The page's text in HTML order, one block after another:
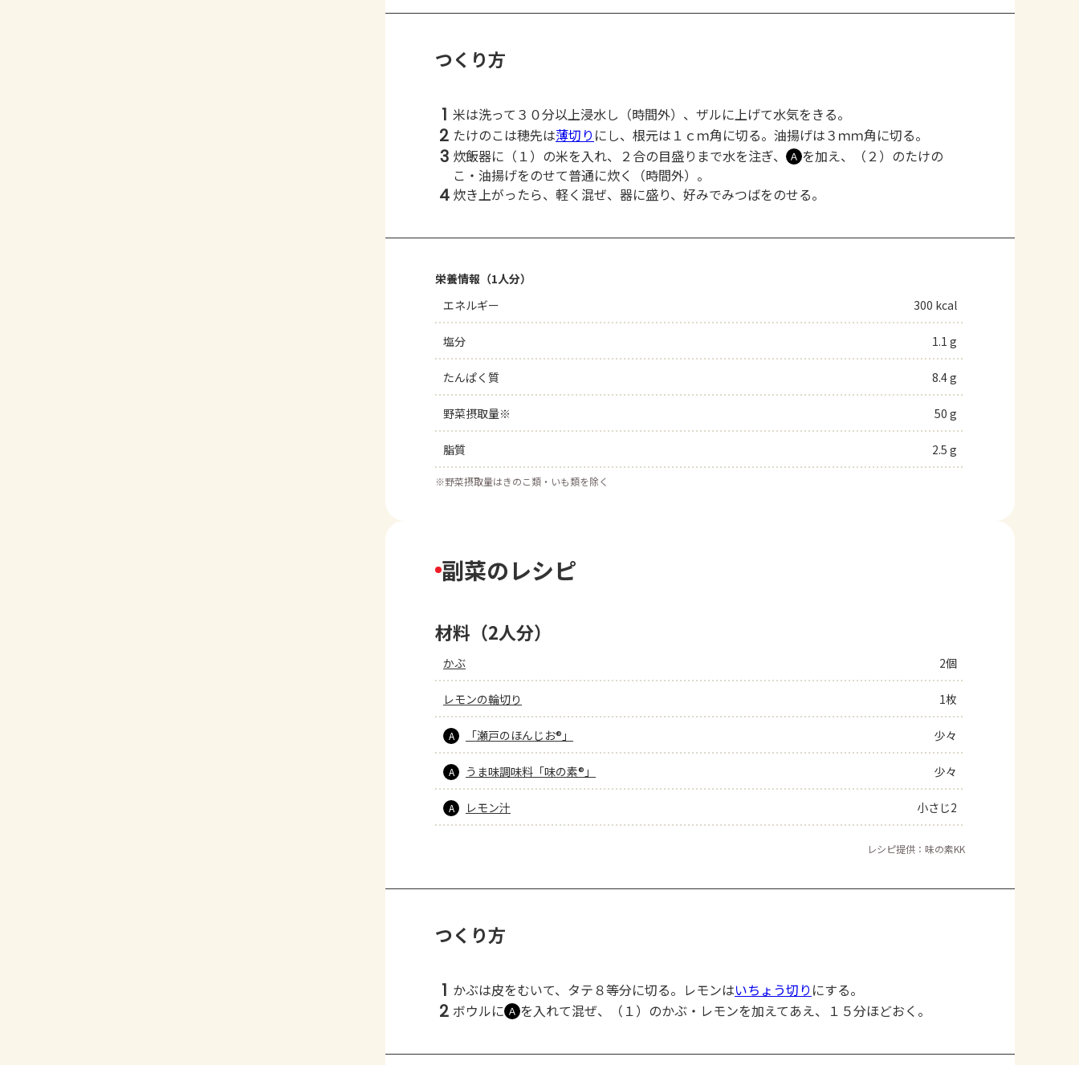
つくり方
1 米は洗って３０分以上浸水し（時間外）、ザルに上げて水気をきる。
2 たけのこは穂先は薄切り にし、根元は１ｃｍ角に切る。油揚げは３ｍｍ角に切る。
3 炊飯器に（１）の米を入れ、２合の目盛りまで水を注ぎ、 Ａ を加え、（２）のたけの
こ・油揚げをのせて普通に炊く（時間外）。
4 炊き上がったら、軽く混ぜ、器に盛り、好みでみつばをのせる。
栄養情報（1人分）
エネルギー
300 kcal
塩分 1.1 g
たんぱく質 8.4 g
野菜摂取量※ 50 g
脂質 2.5 g
※野菜摂取量はきのこ類・いも類を除く
副菜のレシピ
材料（2人分）
かぶ 2個
レモンの輪切り 1枚
A 「瀬戸のほんじお®」 少々
A うま味調味料「味の素®」 少々
A レモン汁 小さじ2
レシピ提供：味の素KK
つくり方
1 かぶは皮をむいて、タテ８等分に切る。レモンはいちょう切り にする。
2 ボウルに Ａ を入れて混ぜ、（１）のかぶ・レモンを加えてあえ、１５分ほどおく。